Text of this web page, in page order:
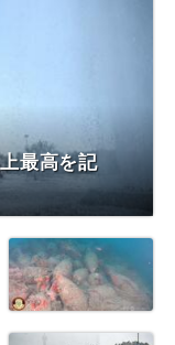
最高を記